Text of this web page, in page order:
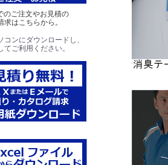
のご注文やお見積の
求はこちらから。
コンにダウンロードし、
てご利用ください。